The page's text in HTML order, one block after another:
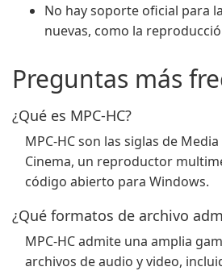
No hay soporte oficial para
nuevas, como la
Preguntas más
¿Qué es MPC-HC?
MPC-HC son las siglas de
Cinema, un reproductor
código abierto para Windows.
¿Qué formatos de archivo
MPC-HC admite una amplia
archivos de audio y video,